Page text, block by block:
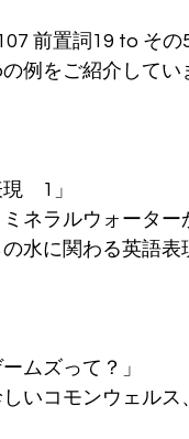
前置詞19 to その5
例をご紹介して
　1」
ネラルウォータ
水に関わる英語
ムズって？」
いコモンウェル